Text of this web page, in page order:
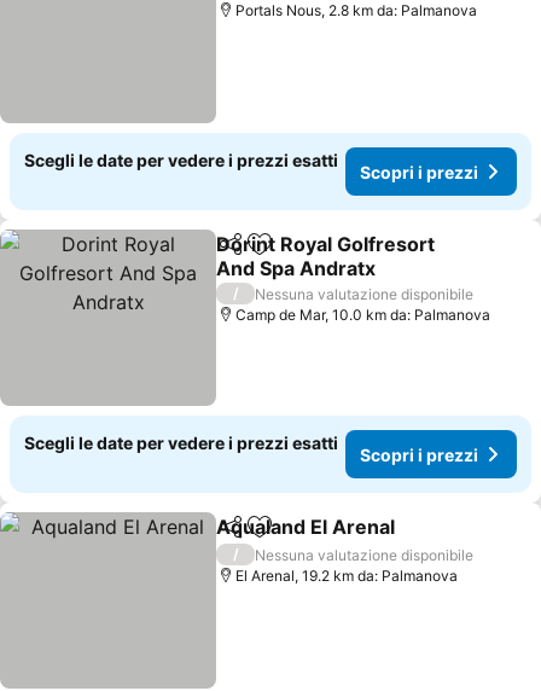
Portals Nous, 2.8 km da: Palmanova
Scegli le date per vedere i prezzi esatti
Scopri i prezzi
CondividiAggiungi ai preferiti
Dorint Royal Golfresort
And Spa Andratx
/
Nessuna valutazione disponibile
Camp de Mar, 10.0 km da: Palmanova
Scegli le date per vedere i prezzi esatti
Scopri i prezzi
CondividiAggiungi ai preferiti
Aqualand El Arenal
/
Nessuna valutazione disponibile
El Arenal, 19.2 km da: Palmanova